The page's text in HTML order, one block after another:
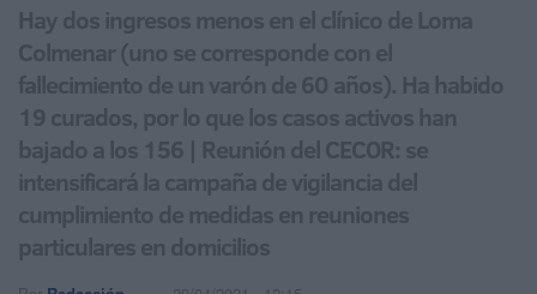
Hay dos ingresos menos en el clínico de Loma
Colmenar (uno se corresponde con el
fallecimiento de un varón de 60 años). Ha habido
19 curados, por lo que los casos activos han
bajado a los 156 | Reunión del CECOR: se
intensificará la campaña de vigilancia del
cumplimiento de medidas en reuniones
particulares en domicilios